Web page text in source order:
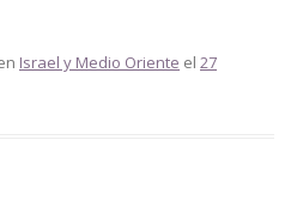
Israel y Medio Oriente el 27